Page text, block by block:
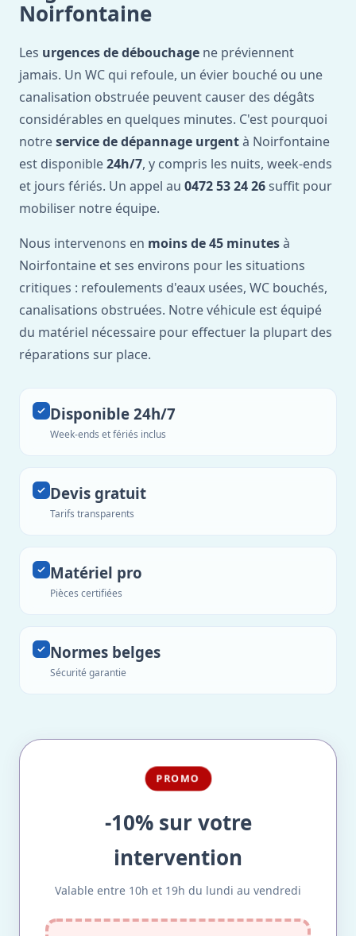
Noirfontaine
Les urgences de débouchage ne préviennent
jamais. Un WC qui refoule, un évier bouché ou une
canalisation obstruée peuvent causer des dégâts
considérables en quelques minutes. C'est pourquoi
notreservice de dépannage urgentà Noirfontaine
est disponible24h/7, y compris les nuits, week-ends
et jours fériés. Un appel au 0472 53 24 26 suffit pour
mobiliser notre équipe.
Nous intervenons en moins de 45 minutesà
Noirfontaine et ses environs pour les situations
critiques : refoulements d'eaux usées, WC bouchés,
canalisations obstruées. Notre véhicule est équipé
du matériel nécessaire pour effectuer la plupart des
réparations sur place.
Disponible 24h/7
Week-ends et fériés inclus
Devis gratuit
Tarifs transparents
Matériel pro
Pièces certifiées
Normes belges
Sécurité garantie
PROMO
-10% sur votre
intervention
Valable entre 10h et 19h du lundi au vendredi